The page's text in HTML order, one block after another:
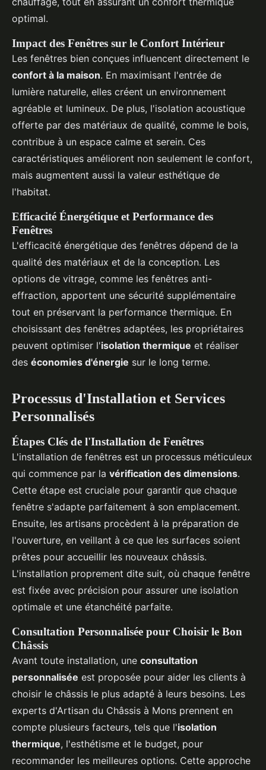
optimal.
Impact des Fenêtres sur le Confort Intérieur
Les fenêtres bien conçues influencent directement le
confort à la maison. En maximisant l'entrée de
lumière naturelle, elles créent un environnement
agréable et lumineux. De plus, l'isolation acoustique
offerte par des matériaux de qualité, comme le bois,
contribue à un espace calme et serein. Ces
caractéristiques améliorent non seulement le confort,
mais augmentent aussi la valeur esthétique de
l'habitat.
Efficacité Énergétique et Performance des
Fenêtres
L'efficacité énergétique des fenêtres dépend de la
qualité des matériaux et de la conception. Les
options de vitrage, comme les fenêtres anti-
effraction, apportent une sécurité supplémentaire
tout en préservant la performance thermique. En
choisissant des fenêtres adaptées, les propriétaires
peuvent optimiser l'isolation thermique et réaliser
des économies d'énergie sur le long terme.
Processus d'Installation et Services
Personnalisés
Étapes Clés de l'Installation de Fenêtres
L'installation de fenêtres est un processus méticuleux
qui commence par la vérification des dimensions.
Cette étape est cruciale pour garantir que chaque
fenêtre s'adapte parfaitement à son emplacement.
Ensuite, les artisans procèdent à la préparation de
l'ouverture, en veillant à ce que les surfaces soient
prêtes pour accueillir les nouveaux châssis.
L'installation proprement dite suit, où chaque fenêtre
est fixée avec précision pour assurer une isolation
optimale et une étanchéité parfaite.
Consultation Personnalisée pour Choisir le Bon
Châssis
Avant toute installation, une consultation
personnalisée est proposée pour aider les clients à
choisir le châssis le plus adapté à leurs besoins. Les
experts d'Artisan du Châssis à Mons prennent en
compte plusieurs facteurs, tels que l'isolation
thermique, l'esthétisme et le budget, pour
recommander les meilleures options. Cette approche